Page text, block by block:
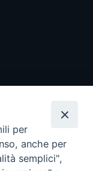
per
anche per
semplici",